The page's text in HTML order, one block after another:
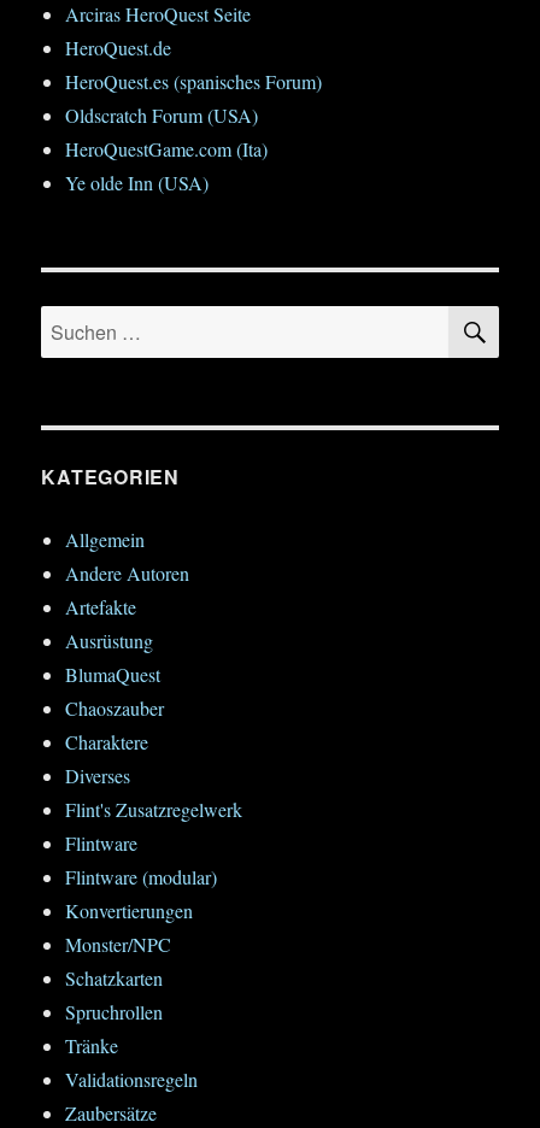
Arciras HeroQuest Seite
HeroQuest.de
HeroQuest.es (spanisches Forum)
Oldscratch Forum (USA)
HeroQuestGame.com (Ita)
Ye olde Inn (USA)
Suchen
nach:
KATEGORIEN
Allgemein
Andere Autoren
Artefakte
Ausrüstung
BlumaQuest
Chaoszauber
Charaktere
Diverses
Flint's Zusatzregelwerk
Flintware
Flintware (modular)
Konvertierungen
Monster/NPC
Schatzkarten
Spruchrollen
Tränke
Validationsregeln
Zaubersätze